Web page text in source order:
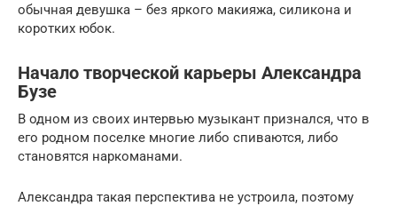
обычная девушка – без яркого макияжа, силикона и
коротких юбок.
Начало творческой карьеры Александра
Бузе
В одном из своих интервью музыкант признался, что в
его родном поселке многие либо спиваются, либо
становятся наркоманами.
Александра такая перспектива не устроила, поэтому